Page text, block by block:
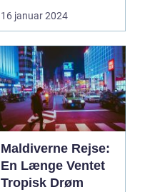
og unikke oplevelser,
s...
16 januar 2024
Maldiverne Rejse:
En Længe Ventet
Tropisk Drøm